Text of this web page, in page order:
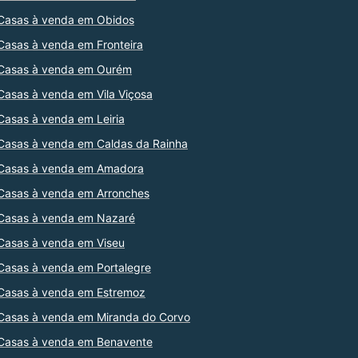
à venda em Obidos
à venda em Fronteira
à venda em Ourém
à venda em Vila Viçosa
à venda em Leiria
à venda em Caldas da Rainha
à venda em Amadora
à venda em Arronches
à venda em Nazaré
à venda em Viseu
à venda em Portalegre
à venda em Estremoz
à venda em Miranda do Corvo
à venda em Benavente